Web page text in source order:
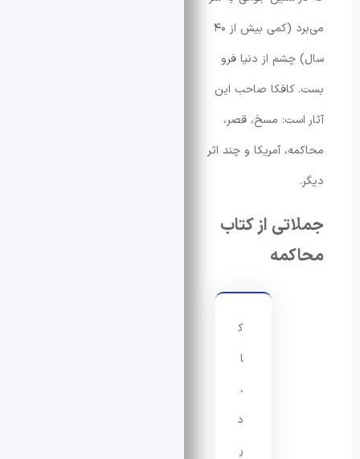
می‌برد (کمی بیش از ۴۰
از دنیا فرو
صاحب این
مسخ، قصر،
آمریکا و چند اثر
از کتاب